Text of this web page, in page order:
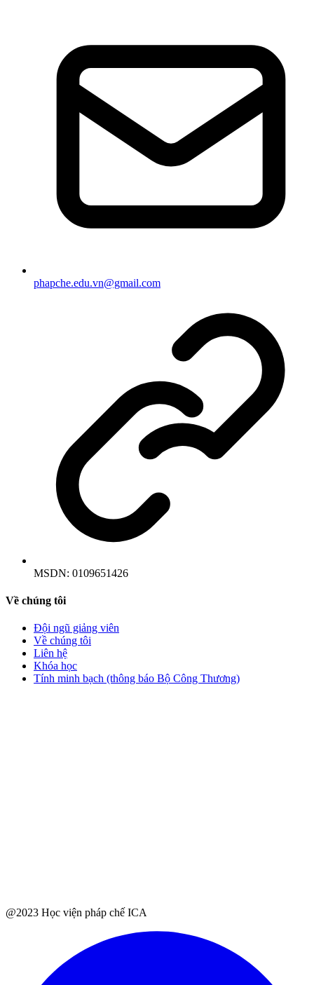
phapche.edu.vn@gmail.com
MSDN: 0109651426
Về chúng tôi
Đội ngũ giảng viên
Về chúng tôi
Liên hệ
Khóa học
Tính minh bạch (thông báo Bộ Công Thương)
@2023 Học viện pháp chế ICA